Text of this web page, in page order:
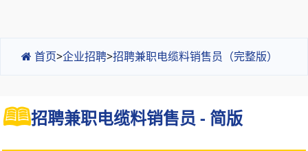
首页>企业招聘>招聘兼职电缆料销售员（完整版）
招聘兼职电缆料销售员 - 简版